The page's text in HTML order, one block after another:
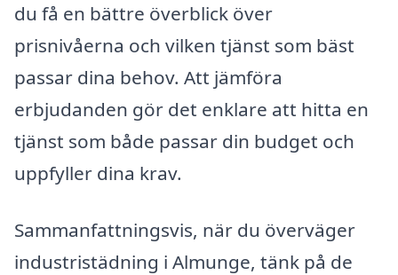
du få en bättre överblick över
prisnivåerna och vilken tjänst som bäst
passar dina behov. Att jämföra
erbjudanden gör det enklare att hitta en
tjänst som både passar din budget och
uppfyller dina krav.
Sammanfattningsvis, när du överväger
industristädning i Almunge, tänk på de